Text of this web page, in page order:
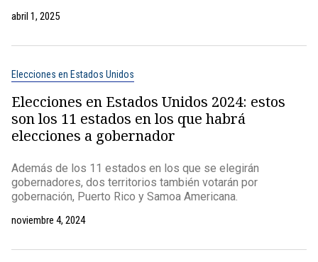
abril 1, 2025
Elecciones en Estados Unidos
Elecciones en Estados Unidos 2024: estos
son los 11 estados en los que habrá
elecciones a gobernador
Además de los 11 estados en los que se elegirán
gobernadores, dos territorios también votarán por
gobernación, Puerto Rico y Samoa Americana.
noviembre 4, 2024